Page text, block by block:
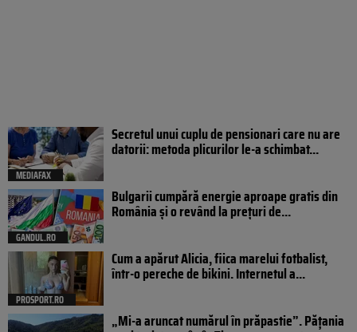
MEDIAFAX
Secretul unui cuplu de pensionari care nu are
datorii: metoda plicurilor le-a schimbat...
GANDUL.RO
Bulgarii cumpără energie aproape gratis din
România și o revând la prețuri de...
PROSPORT.RO
Cum a apărut Alicia, fiica marelui fotbalist,
într-o pereche de bikini. Internetul a...
„Mi-a aruncat numărul în prăpastie”. Pățania